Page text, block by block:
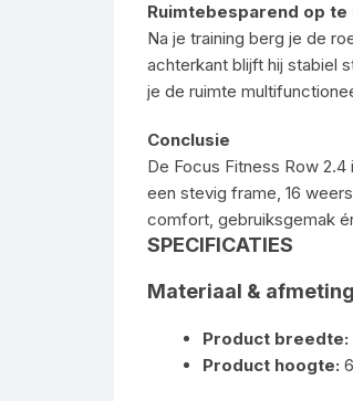
Ruimtebesparend op
Na je training berg je de
achterkant blijft hij stabiel
je de ruimte
Conclusie
De Focus Fitness Row
een stevig frame, 16
comfort, gebruiksgemak
SPECIFICATIES
Materiaal &
Product breedte:
Product hoogte: